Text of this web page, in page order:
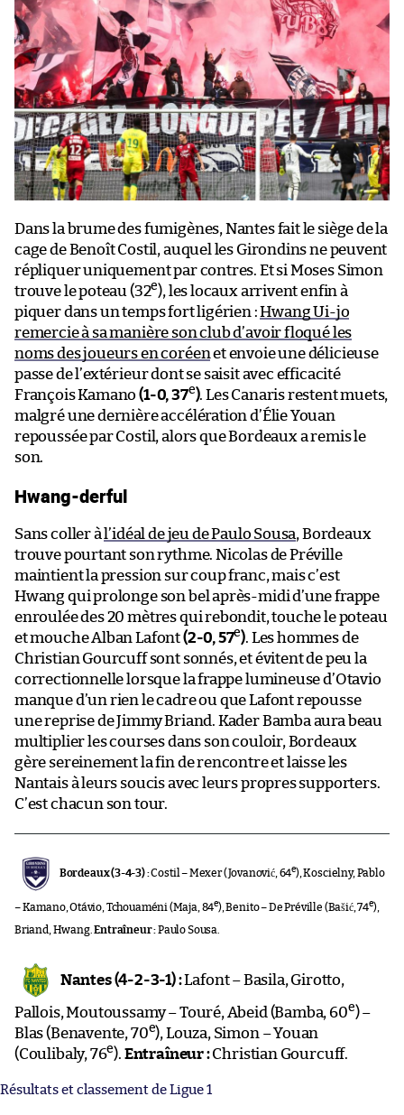
Dans la brume des fumigènes, Nantes fait le siège de la
cage de Benoît Costil, auquel les Girondins ne peuvent
répliquer uniquement par contres. Et si Moses Simon
trouve le poteau (32e), les locaux arrivent enfin à
piquer dans un temps fort ligérien :Hwang Ui-jo
remercie à sa manière son club d’avoir floqué les
noms des joueurs en coréenet envoie une délicieuse
passe de l’extérieur dont se saisit avec efficacité
François Kamano(1-0, 37e). Les Canaris restent muets,
malgré une dernière accélération d’Élie Youan
repoussée par Costil, alors que Bordeaux a remis le
son.
Hwang-derful
Sans coller à l’idéal de jeu de Paulo Sousa, Bordeaux
trouve pourtant son rythme. Nicolas de Préville
maintient la pression sur coup franc, mais c’est
Hwang qui prolonge son bel après-midi d’une frappe
enroulée des 20 mètres qui rebondit, touche le poteau
et mouche Alban Lafont(2-0, 57e). Les hommes de
Christian Gourcuff sont sonnés, et évitent de peu la
correctionnelle lorsque la frappe lumineuse d’Otavio
manque d’un rien le cadre ou que Lafont repousse
une reprise de Jimmy Briand. Kader Bamba aura beau
multiplier les courses dans son couloir, Bordeaux
gère sereinement la fin de rencontre et laisse les
Nantais à leurs soucis avec leurs propres supporters.
C’est chacun son tour.
Bordeaux (3-4-3) :Costil – Mexer (Jovanović, 64e), Koscielny, Pablo
– Kamano, Otávio, Tchouaméni (Maja, 84e), Benito – De Préville (Bašić, 74e),
Briand, Hwang.Entraîneur :Paulo Sousa.
Nantes (4-2-3-1) :Lafont – Basila, Girotto,
Pallois, Moutoussamy – Touré, Abeid (Bamba, 60e) –
Blas (Benavente, 70e), Louza, Simon – Youan
(Coulibaly, 76e). Entraîneur :Christian Gourcuff.
Résultats et classement de Ligue 1